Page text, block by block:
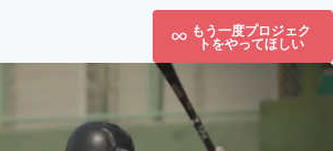
もう一度プロジェク
トをやってほしい